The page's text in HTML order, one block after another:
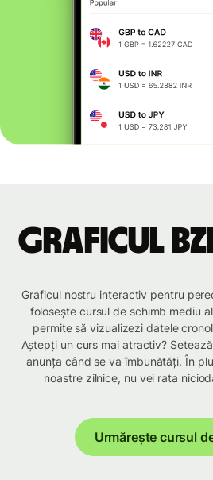
Graficul
Graficul nostru interactiv pentru
folosește cursul de schimb mediu
permite să vizualizezi datele
Aștepți un curs mai atractiv?
anunța când se va îmbunătăți. În
noastre zilnice, nu vei rata
Urmărește cursul